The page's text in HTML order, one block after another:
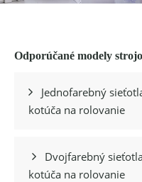
Odporúčané modely

Jednofarebný
kotúča na rolovanie

Dvojfarebný
kotúča na rolovanie